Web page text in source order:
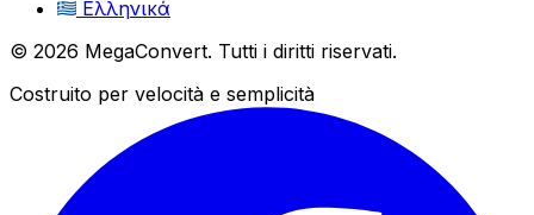
Ελληνικά
© 2026 MegaConvert. Tutti i diritti riservati.
Costruito per velocità e semplicità